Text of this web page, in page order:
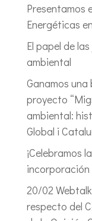
Presentamos
Energéticas
El papel de
ambiental
Ganamos
proyecto
ambiental:
Global i
¡Celebramos
incorporación
20/02
respecto del